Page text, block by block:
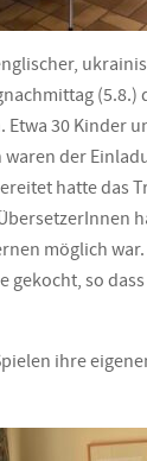
(5.8.)
Etwa 30 Kinder
der
hatte das
möglich
gekocht, so
ihre